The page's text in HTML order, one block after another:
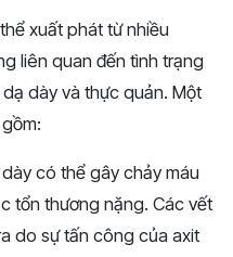
xuất phát từ nhiều
liên quan đến tình trạng
dày và thực quản. Một
có thể gây chảy máu
tổn thương nặng. Các vết
do sự tấn công của axit